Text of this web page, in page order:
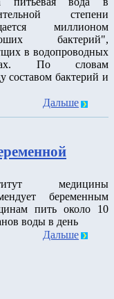
степени
миллионом
бактерий",
в водопроводных
По словам
составом бактерий и
Дальше
медицины
беременным
пить около 10
воды в день
Дальше